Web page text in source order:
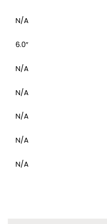
N/A
6.0″
N/A
N/A
N/A
N/A
N/A